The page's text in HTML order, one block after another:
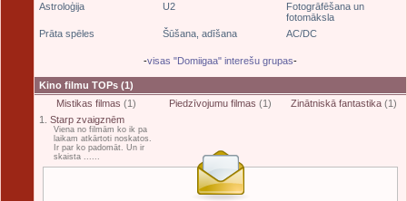
Astroloģija
U2
Fotogrāfēšana un
fotomāksla
Prāta spēles
Šūšana, adīšana AC/DC
-visas "Domiigaa" interešu grupas-
Kino filmu TOPs (1)
Mistikas filmas (1) Piedzīvojumu filmas (1) Zinātniskā fantastika (1)
1. Starp zvaigznēm
Viena no filmām ko ik pa
laikam atkārtoti noskatos.
Ir par ko padomāt. Un ir
skaista ......